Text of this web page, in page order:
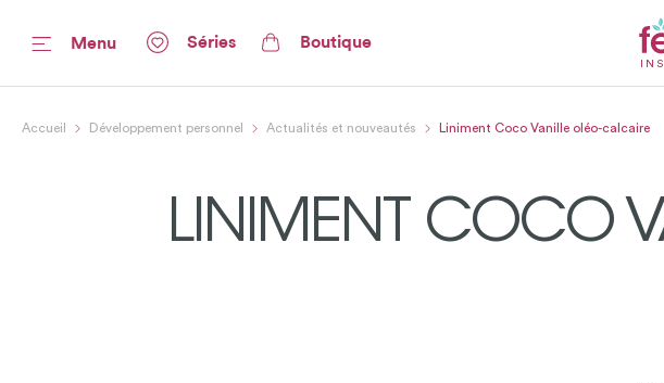
Menu Séries Boutique
Accueil Développement personnel Actualités et nouveautés Liniment Coco Vanille oléo-calcaire
LINIMENT COCO